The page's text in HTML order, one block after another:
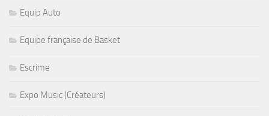
Equip Auto
Equipe française de Basket
Escrime
Expo Music (Créateurs)